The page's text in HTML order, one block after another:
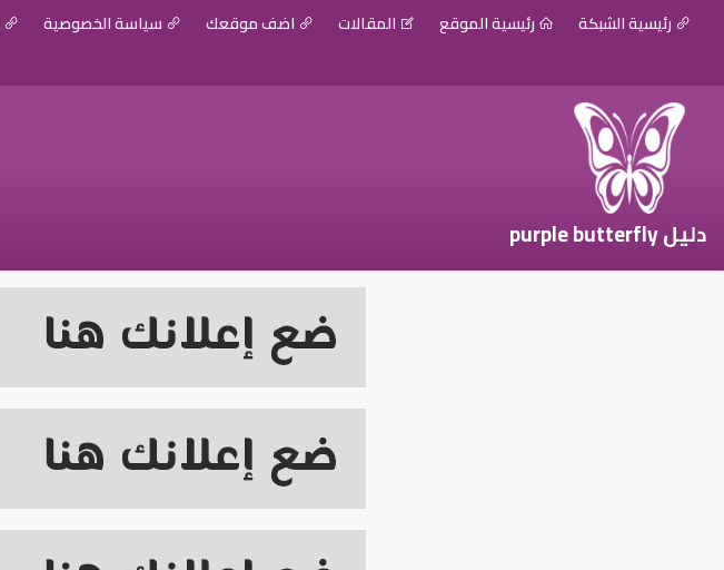
رئيسية الشبكة رئيسية الموقع المقالات اضف موقعك سياسة الخصوصية
دليل purple butterfly